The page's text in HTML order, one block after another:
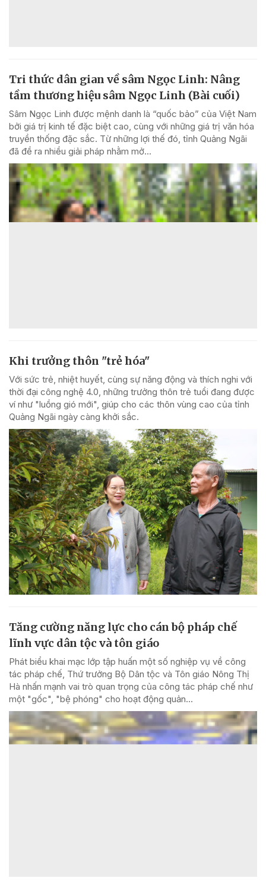
Tri thức dân gian về sâm Ngọc Linh: Nâng
tầm thương hiệu sâm Ngọc Linh (Bài cuối)
Sâm Ngọc Linh được mệnh danh là “quốc bảo” của Việt Nam
bởi giá trị kinh tế đặc biệt cao, cùng với những giá trị văn hóa
truyền thống đặc sắc. Từ những lợi thế đó, tỉnh Quảng Ngãi
đã đề ra nhiều giải pháp nhằm mở...
Khi trưởng thôn "trẻ hóa"
Với sức trẻ, nhiệt huyết, cùng sự năng động và thích nghi với
thời đại công nghệ 4.0, những trưởng thôn trẻ tuổi đang được
ví như "luồng gió mới", giúp cho các thôn vùng cao của tỉnh
Quảng Ngãi ngày càng khởi sắc.
Tăng cường năng lực cho cán bộ pháp chế
lĩnh vực dân tộc và tôn giáo
Phát biểu khai mạc lớp tập huấn một số nghiệp vụ về công
tác pháp chế, Thứ trưởng Bộ Dân tộc và Tôn giáo Nông Thị
Hà nhấn mạnh vai trò quan trọng của công tác pháp chế như
một "gốc", "bệ phóng" cho hoạt động quản...